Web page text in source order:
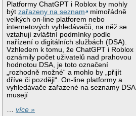
Platformy ChatGPT i Roblox by mohly
býtzařazeny na seznam
mimořádně
velkých on-line platforem nebo
internetových vyhledávačů, na něž se
vztahují zvláštní podmínky podle
nařízení o digitálních službách (DSA).
Vzhledem k tomu, že ChatGPT i Roblox
oznámily počet uživatelů nad prahovou
hodnotou DSA, je toto označení
„rozhodně možné“ a mohlo by „přijít
dříve či později“. On-line platformy a
vyhledávače zařazené na seznamy DSA
musejí
…více »